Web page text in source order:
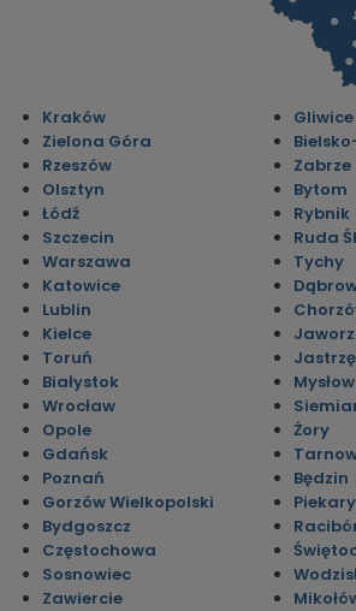
Kraków
Zielona Góra
Rzeszów
Olsztyn
Łódź
Szczecin
Warszawa
Katowice
Lublin
Kielce
Toruń
Białystok
Wrocław
Opole
Gdańsk
Poznań
Gorzów Wielkopolski
Bydgoszcz
Częstochowa
Sosnowiec
Zawiercie
Gliwice
Zabrze
Bytom
Rybnik
Ruda
Tychy
Żory
Będzin